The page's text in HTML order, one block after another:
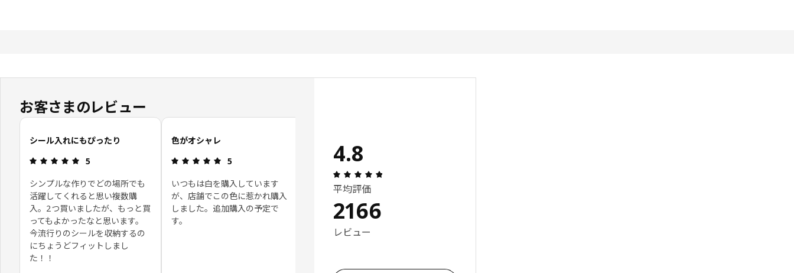
お客さまのレビュー
お客さまレビューをスキップ
シール入れにもぴったり
レビュー: 5 5 星の数
5
シンプルな作りでどの場所でも
活躍してくれると思い複数購
入。2つ買いましたが、もっと買
ってもよかったなと思います。
今流行りのシールを収納するの
にちょうどフィットしまし
た！！
色がオシャレ
レビュー: 5 5 星の数
5
いつもは白を購入しています
が、店舗でこの色に惹かれ購入
しました。追加購入の予定で
す。
ホワイトはよく見かけるが、ブ
ラックのBOXはあちこちで探す
も意外に見つからず、安価で使
いやすく大変助かっています！
4.8
平均評価
2166
レビュー